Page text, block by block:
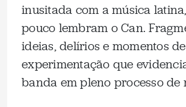
inusitada com a música
pouco lembram o Can.
ideias, delírios e momentos
experimentação que
banda em pleno processo de